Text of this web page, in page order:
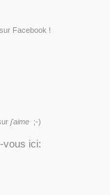
Facebook !
j'aime ;-)
vous ici: